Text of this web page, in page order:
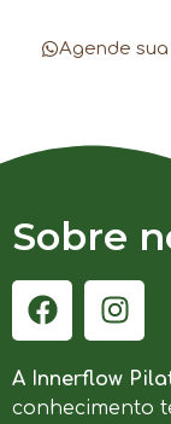
Agende
Sobre
A Innerflow
conhecimento